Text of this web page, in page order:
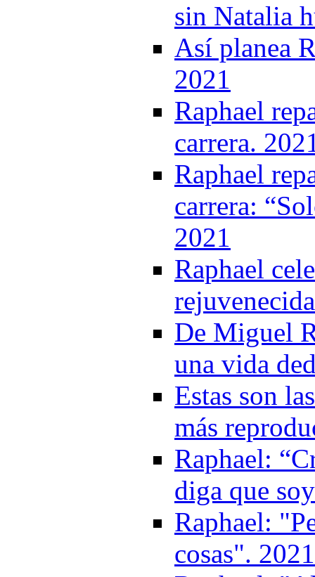
sin Natalia
Así planea
2021
Raphael
carrera.
Raphael
carrera:
2021
Raphael
De Miguel
una vida
Estas son
más
Raphael:
diga que
Raphael:
cosas". 2021